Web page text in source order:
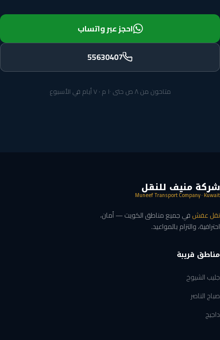
احجز عبر واتساب
55630407
متاحون من ٨ ص حتى ١٠ م · ٧ أيام في الأسبوع
شركة منيف للنقل
Muneef Transport Company · Kuwait
نقل عفشفي جميع مناطق الكويت — أمان،
احترافية، والتزام بالمواعيد.
مناطق قريبة
جليب الشيوخ
صباح الناصر
داجيج